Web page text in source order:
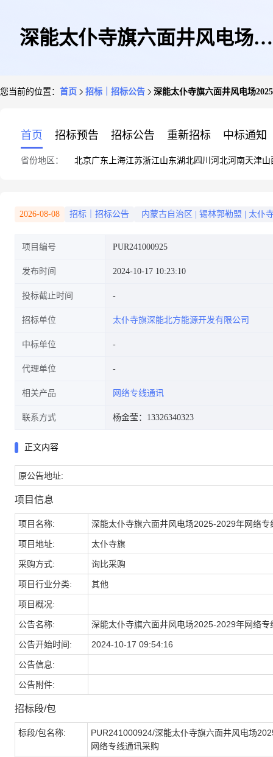
深能太仆寺旗六面井风电场
您当前的位置： 首页 招标｜招标公告 深能太仆寺旗六面井风电场
首页 招标预告 招标公告 重新招标 中标通知
省份地区： 北京广东 上海江苏浙江山东湖北四川 河北河南天津山
2026-08-08 招标｜招标公告 内蒙古自治区 锡林郭勒盟 太仆
项目编号 PUR241000925
发布时间 2024-10-17 10:23:10
投标截止时间
招标单位 太仆寺旗深能北方能源开发有限公司
中标单位
代理单位
相关产品 网络专线通讯
联系方式 杨金莹：13326340323
正文内容
原公告地址:
项目信息
项目名称: 深能太仆寺旗六面井风电场2025-2029年网络专
项目地址: 太仆寺旗
采购方式: 询比采购
项目行业分类: 其他
项目概况:
公告名称: 深能太仆寺旗六面井风电场2025-2029年网络专
公告开始时间: 2024-10-17 09:54:16
公告信息:
公告附件:
招标段/包
标段/包名称:
PUR241000924/深能太仆寺旗六面井风电场
网络专线通讯采购